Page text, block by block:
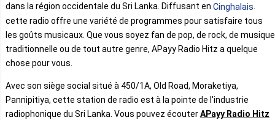
dans la région occidentale du Sri Lanka. Diffusant en Cinghalais.
cette radio offre une variété de programmes pour satisfaire tous
les goûts musicaux. Que vous soyez fan de pop, de rock, de musique
traditionnelle ou de tout autre genre, APayy Radio Hitz a quelque
chose pour vous.
Avec son siège social situé à 450/1A, Old Road, Moraketiya,
Pannipitiya, cette station de radio est à la pointe de l'industrie
radiophonique du Sri Lanka. Vous pouvez écouterAPayy Radio Hitz